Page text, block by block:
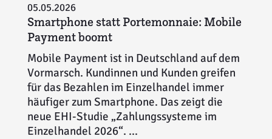
05.05.2026
Smartphone statt Portemonnaie: Mobile
Payment boomt
Mobile Payment ist in Deutschland auf dem
Vormarsch. Kundinnen und Kunden greifen
für das Bezahlen im Einzelhandel immer
häufiger zum Smartphone. Das zeigt die
neue EHI-Studie „Zahlungssysteme im
Einzelhandel 2026“. ...